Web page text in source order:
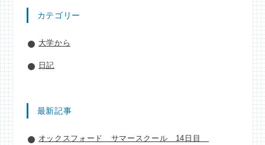
カテゴリー
大学から
日記
最新記事
オックスフォード サマースクール 14日目